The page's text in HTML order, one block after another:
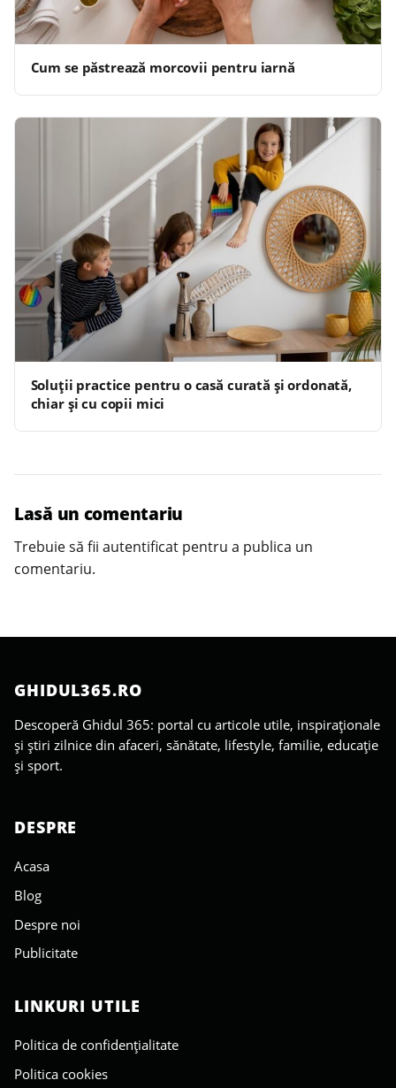
Cum se păstrează morcovii pentru iarnă
Soluții practice pentru o casă curată și ordonată,
chiar și cu copii mici
Lasă un comentariu
Trebuie să fii autentificat pentru a publica un
comentariu.
GHIDUL365.RO
Descoperă Ghidul 365: portal cu articole utile, inspiraționale
și știri zilnice din afaceri, sănătate, lifestyle, familie, educație
și sport.
DESPRE
Acasa
Blog
Despre noi
Publicitate
LINKURI UTILE
Politica de confidențialitate
Politica cookies